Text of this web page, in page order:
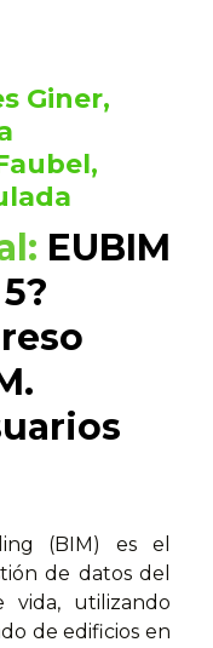
Giner,
EUBIM
(BIM) es el
de datos del
vida, utilizando
de edificios en